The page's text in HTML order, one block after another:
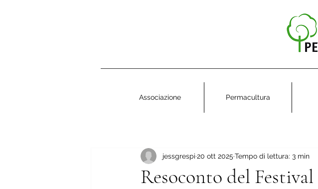
Associazione Permacultura
Resoconto del
jessgrespi 20 ott 2025 Tempo di lettura: 3 min